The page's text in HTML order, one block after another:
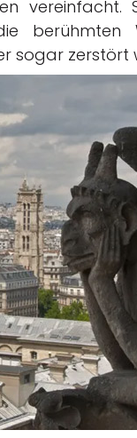
vereinfacht.
berühmten
sogar zerstört